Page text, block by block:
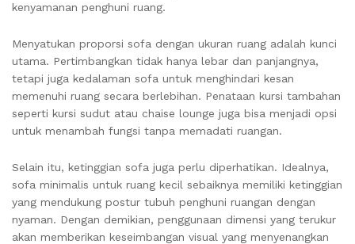
kenyamanan penghuni ruang.
Menyatukan proporsi sofa dengan ukuran ruang adalah kunci
utama. Pertimbangkan tidak hanya lebar dan panjangnya,
tetapi juga kedalaman sofa untuk menghindari kesan
memenuhi ruang secara berlebihan. Penataan kursi tambahan
seperti kursi sudut atau chaise lounge juga bisa menjadi opsi
untuk menambah fungsi tanpa memadati ruangan.
Selain itu, ketinggian sofa juga perlu diperhatikan. Idealnya,
sofa minimalis untuk ruang kecil sebaiknya memiliki ketinggian
yang mendukung postur tubuh penghuni ruangan dengan
nyaman. Dengan demikian, penggunaan dimensi yang terukur
akan memberikan keseimbangan visual yang menyenangkan